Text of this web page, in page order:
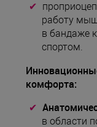
работу
в бандаже
спортом.
комфорта:
в области